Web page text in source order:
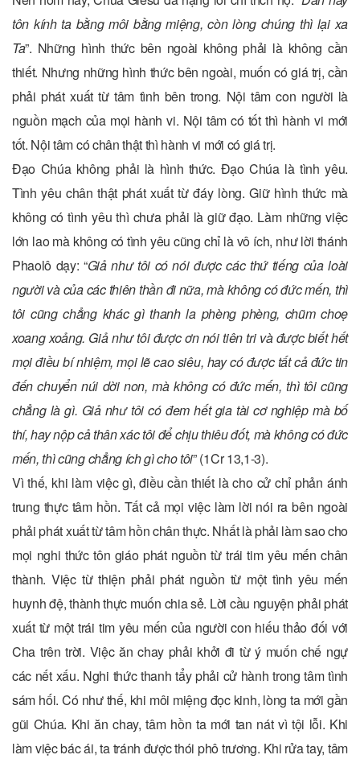
tôn kính ta bằng môi bằng miệng, còn lòng chúng thì lại xa
Ta”. Những hình thức bên ngoài không phải là không cần
thiết. Nhưng những hình thức bên ngoài, muốn có giá trị, cần
phải phát xuất từ tâm tình bên trong. Nội tâm con người là
nguồn mạch của mọi hành vi. Nội tâm có tốt thì hành vi mới
tốt. Nội tâm có chân thật thì hành vi mới có giá trị.
Đạo Chúa không phải là hình thức. Đạo Chúa là tình yêu.
Tình yêu chân thật phát xuất từ đáy lòng. Giữ hình thức mà
không có tình yêu thì chưa phải là giữ đạo. Làm những việc
lớn lao mà không có tình yêu cũng chỉ là vô ích, như lời thánh
Phaolô dạy: “Giả như tôi có nói được các thứ tiếng của loài
người và của các thiên thần đi nữa, mà không có đức mến, thì
tôi cũng chẳng khác gì thanh la phèng phèng, chũm choẹ
xoang xoảng. Giả như tôi được ơn nói tiên tri và được biết hết
mọi điều bí nhiệm, mọi lẽ cao siêu, hay có được tất cả đức tin
đến chuyển núi dời non, mà không có đức mến, thì tôi cũng
chẳng là gì. Giả như tôi có đem hết gia tài cơ nghiệp mà bố
thí, hay nộp cả thân xác tôi để chịu thiêu đốt, mà không có đức
mến, thì cũng chẳng ích gì cho tôi” (1Cr 13,1-3).
Vì thế, khi làm việc gì, điều cần thiết là cho cử chỉ phản ánh
trung thực tâm hồn. Tất cả mọi việc làm lời nói ra bên ngoài
phải phát xuất từ tâm hồn chân thực. Nhất là phải làm sao cho
mọi nghi thức tôn giáo phát nguồn từ trái tim yêu mến chân
thành. Việc từ thiện phải phát nguồn từ một tình yêu mến
huynh đệ, thành thực muốn chia sẻ. Lời cầu nguyện phải phát
xuất từ một trái tim yêu mến của người con hiếu thảo đối với
Cha trên trời. Việc ăn chay phải khởi đi từ ý muốn chế ngự
các nết xấu. Nghi thức thanh tẩy phải cử hành trong tâm tình
sám hối. Có như thế, khi môi miệng đọc kinh, lòng ta mới gần
gũi Chúa. Khi ăn chay, tâm hồn ta mới tan nát vì tội lỗi. Khi
làm việc bác ái, ta tránh được thói phô trương. Khi rửa tay, tâm